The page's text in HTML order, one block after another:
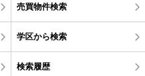
売買物件検索
学区から検索
検索履歴